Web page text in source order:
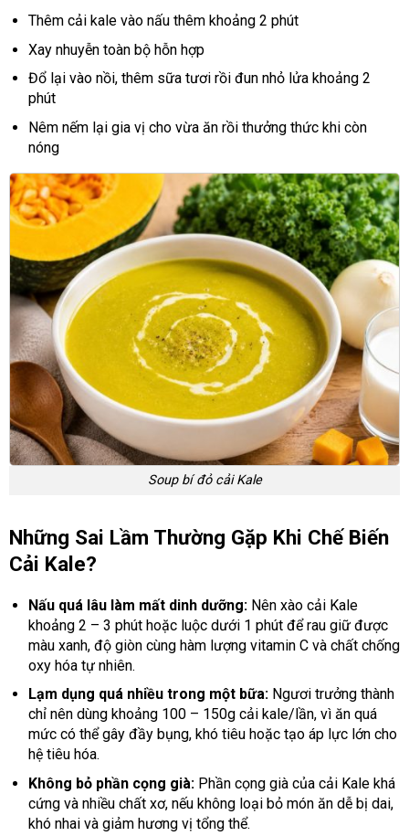
Thêm cải kale vào nấu thêm khoảng 2 phút
Xay nhuyễn toàn bộ hỗn hợp
Đổ lại vào nồi, thêm sữa tươi rồi đun nhỏ lửa khoảng 2
phút
Nêm nếm lại gia vị cho vừa ăn rồi thưởng thức khi còn
nóng
Soup bí đỏ cải Kale
Những Sai Lầm Thường Gặp Khi Chế Biến
Cải Kale?
Nấu quá lâu làm mất dinh dưỡng:Nên xào cải Kale
khoảng 2 – 3 phút hoặc luộc dưới 1 phút để rau giữ được
màu xanh, độ giòn cùng hàm lượng vitamin C và chất chống
oxy hóa tự nhiên.
Lạm dụng quá nhiều trong một bữa:Ngươi trưởng thành
chỉ nên dùng khoảng 100 – 150g cải kale/lần, vì ăn quá
mức có thể gây đầy bụng, khó tiêu hoặc tạo áp lực lớn cho
hệ tiêu hóa.
Không bỏ phần cọng già:Phần cọng già của cải Kale khá
cứng và nhiều chất xơ, nếu không loại bỏ món ăn dễ bị dai,
khó nhai và giảm hương vị tổng thể.